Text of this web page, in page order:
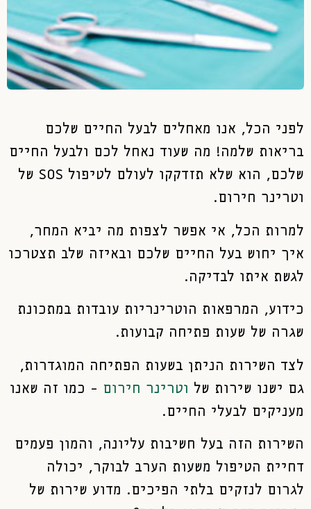
לפני הכל, אנו מאחלים לבעל החיים שלכם
בריאות שלמה! מה שעוד נאחל לכם ולבעל החיים
שלכם, הוא שלא תזדקקו לעולם לטיפול SOS של
וטרינר חירום.
למרות הכל, אי אפשר לצפות מה יביא המחר,
איך יחוש בעל החיים שלכם ובאיזה שלב תצטרכו
לגשת איתו לבדיקה.
כידוע, המרפאות הוטרינריות עובדות במתכונת
שגרה של שעות פתיחה קבועות.
לצד השירות הניתן בשעות הפתיחה המוגדרות,
גם ישנו שירות של וטרינר חירום – כמו זה שאנו
מעניקים לבעלי החיים.
השירות הזה בעל חשיבות עליונה, והמון פעמים
דחיית הטיפול משעות הערב לבוקר, יכולה
לגרום לנזקים בלתי הפיכים. מדוע שירות של